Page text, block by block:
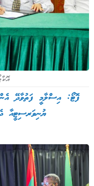
ފޮޓޯ: އިސްލާމީ ފަތުވާދޭ
ޔުނިވަރސިޓީއާ